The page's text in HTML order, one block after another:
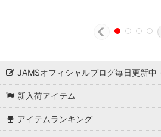
JAMSオフィシャルブログ毎日更新
新入荷アイテム
アイテムランキング